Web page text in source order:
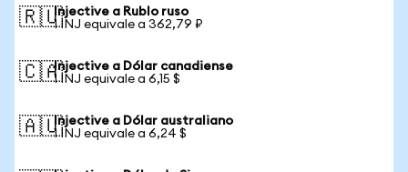
🇷🇺Injective a Rublo ruso
1 INJ equivale a 362,79 ₽
🇨🇦Injective a Dólar canadiense
1 INJ equivale a 6,15 $
🇦🇺Injective a Dólar australiano
1 INJ equivale a 6,24 $